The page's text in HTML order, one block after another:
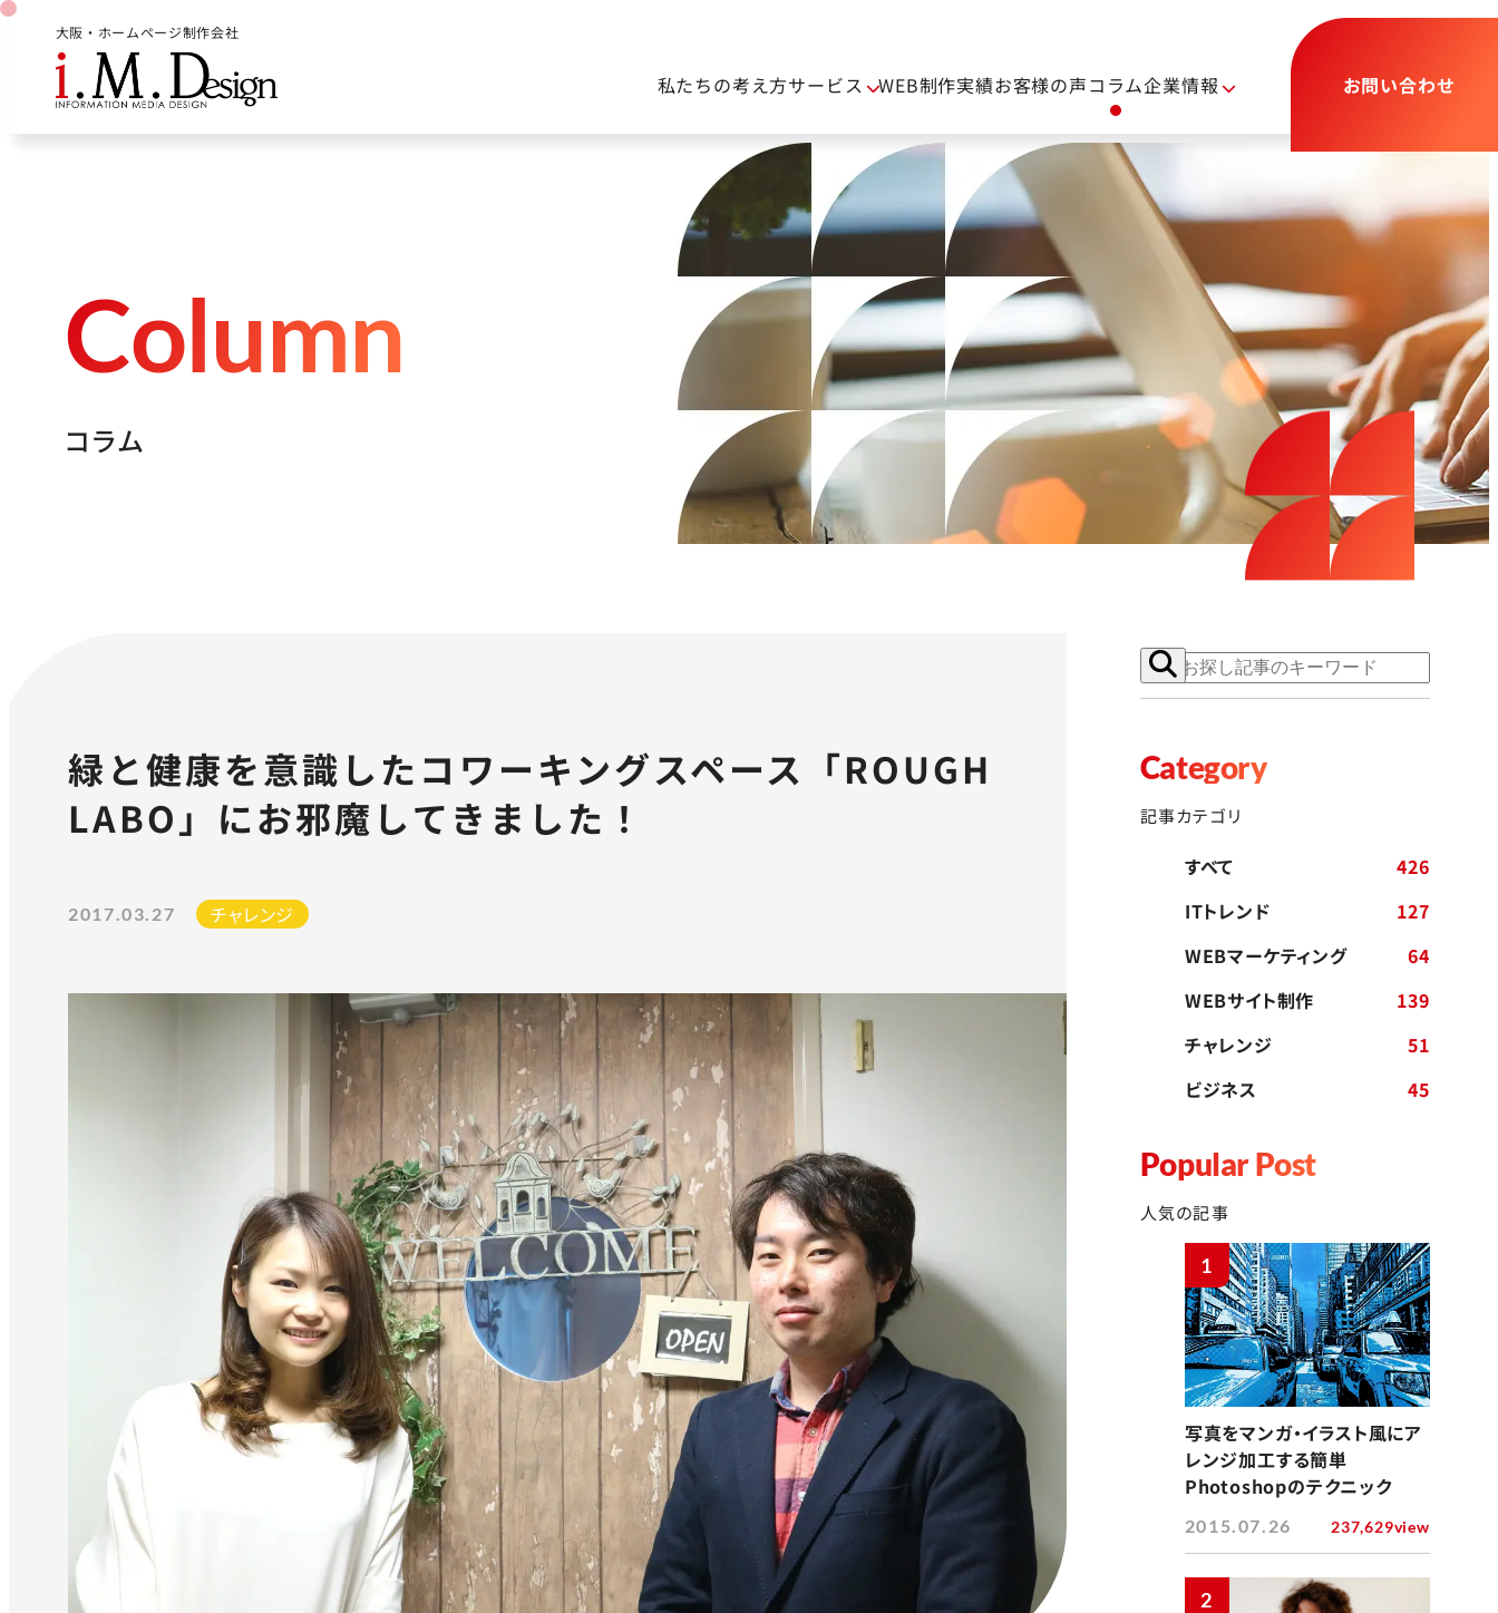
大阪・ホームページ制作会社
私たちの考え方サービス WEB制作実績お客様の声コラム企業情報 お問い合わせ
Column
コラム
緑と健康を意識したコワーキングスペース「ROUGH
LABO」にお邪魔してきました！
2017.03.27 チャレンジ
Category
記事カテゴリ
すべて
426
ITトレンド
127
WEBマーケティング
64
WEBサイト制作
139
チャレンジ
51
ビジネス
45
Popular Post
人気の記事
1
写真をマンガ・イラスト風にア
レンジ加工する簡単
Photoshopのテクニック
2015.07.26 237,629view
2